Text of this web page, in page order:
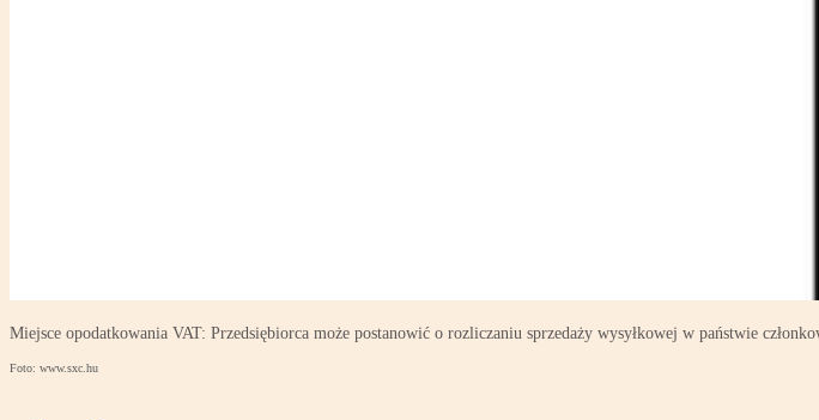
Miejsce opodatkowania VAT: Przedsiębiorca może postanowić o rozliczaniu sprzedaży wysyłkowej w państwie
Foto: www.sxc.hu